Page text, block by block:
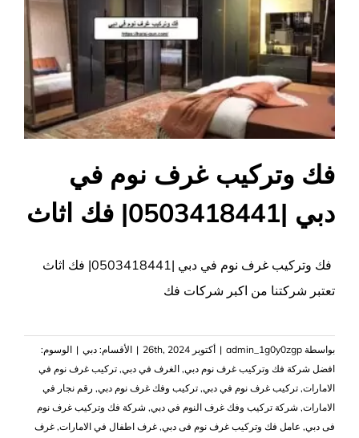
فك وتركيب غرف نوم في
دبي |0503418441| فك اثاث
فك وتركيب غرف نوم في دبي |0503418441| فك اثاث
تعتبر شركتنا من اكبر شركات فك
بواسطة admin_1g0y0zgp
| أكتوبر 26th, 2024 | الأقسام: دبي | الوسوم:
افضل شركة فك وتركيب غرف نوم دبي, الغرف في دبي, تركيب غرف نوم في
الامارات, تركيب غرف نوم في دبي, تركيب وفك غرف نوم دبي, رقم نجار في
الامارات, شركة تركيب وفك غرف النوم في دبي, شركة فك وتركيب غرف نوم
فى دبي, عامل فك وتركيب غرف نوم فى دبي, غرف اطفال في الامارات, غرف